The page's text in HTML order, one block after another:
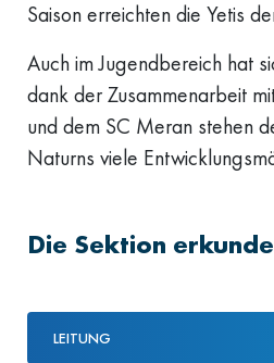
Saison erreichten die Yetis
Auch im Jugendbereich hat
dank der Zusammenarbeit
und dem SC Meran stehen
Naturns viele
Die Sektion
LEITUNG